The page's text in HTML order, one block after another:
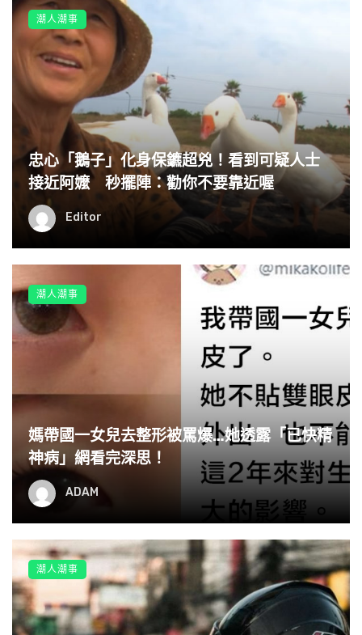
但這些跡象讓我不禁想：
「既然他會這樣，未來出軌是不是有可能的？」
曾經我認為
我最無法容忍的就是家暴與出軌
遇到一定果斷分開
因為大家都說有一就有二
但現在我有兩個孩子也沒有經濟能力
如果真的遇到了我該怎麼辦？
先擔心起來放…拜託大家給我一些建議了
看看網友們都怎麼說？
忠心「鵝子」化身保鑣超兇！看到可疑人士
接近阿嬤 秒擺陣：勸你不要靠近喔
Editor
潮人潮事
媽帶國一女兒去整形被罵爆…她透露「已快精
神病」網看完深思！
ADAM
潮人潮事
潮人潮事